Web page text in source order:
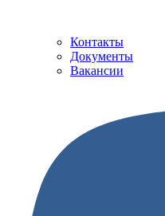
Контакты
Документы
Вакансии